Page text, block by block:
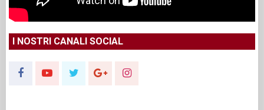
I NOSTRI CANALI SOCIAL